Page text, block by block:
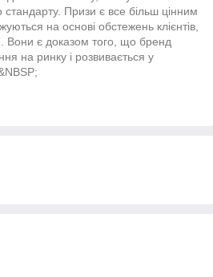
стандарту. Призи є все більш цінним
на основі обстежень клієнтів,
Вони є доказом того, що бренд
на ринку і розвивається у